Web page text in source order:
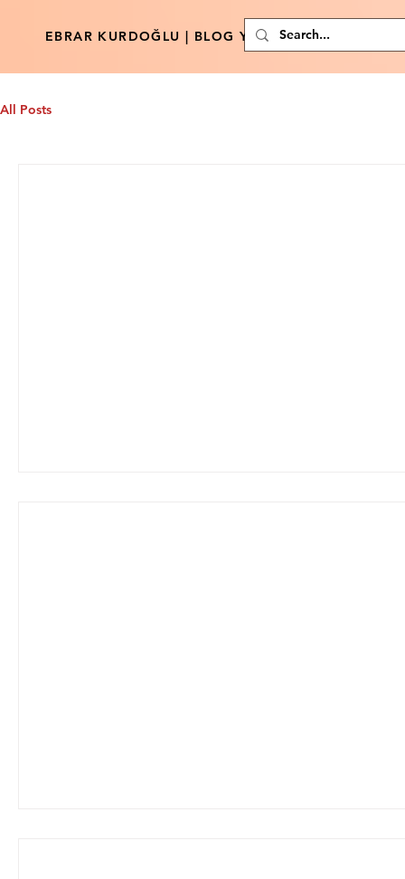
EBRAR KURDOĞLU | BLOG YAZARI
All Posts